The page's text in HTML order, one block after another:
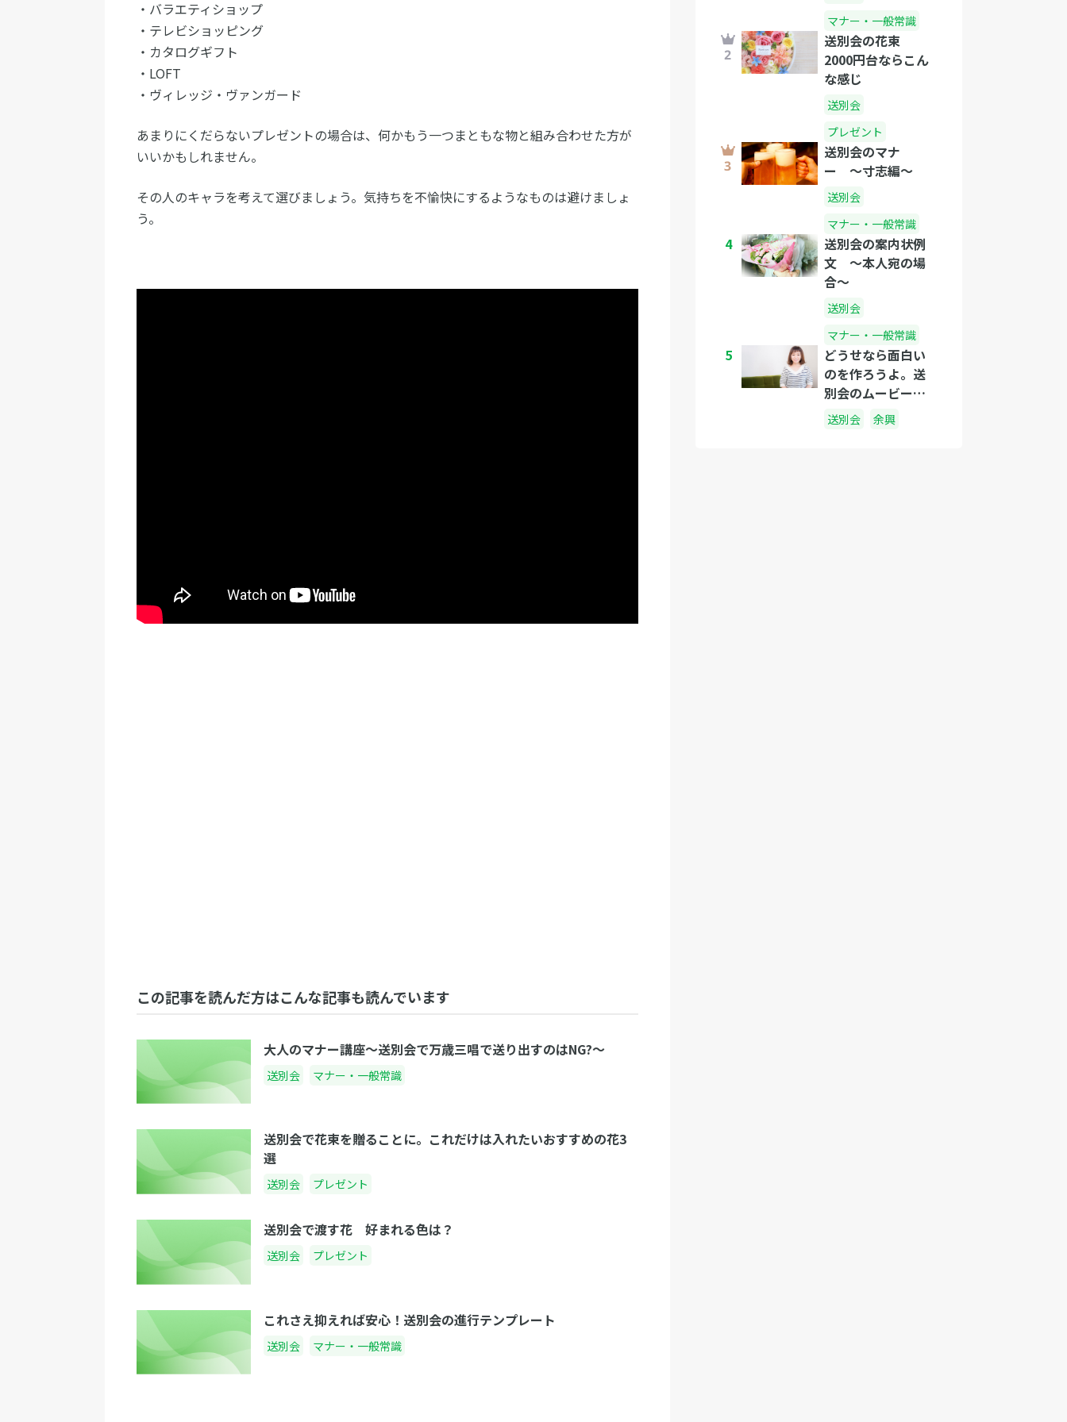
・バラエティショップ
・テレビショッピング
・カタログギフト
・LOFT
・ヴィレッジ・ヴァンガード
あまりにくだらないプレゼントの場合は、何かもう一つまともな物と組み合わせた方が
いいかもしれません。
その人のキャラを考えて選びましょう。気持ちを不愉快にするようなものは避けましょ
う。
この記事を読んだ方はこんな記事も読んでいます
大人のマナー講座～送別会で万歳三唱で送り出すのはNG?～
送別会 マナー・一般常識
送別会で花束を贈ることに。これだけは入れたいおすすめの花3
選
送別会 プレゼント
送別会で渡す花 好まれる色は？
送別会 プレゼント
これさえ抑えれば安心！送別会の進行テンプレート
送別会 マナー・一般常識
マナー・一般常識
送別会の花束
2000円台ならこん
な感じ
送別会
プレゼント
送別会のマナ
ー 〜寸志編〜
送別会
マナー・一般常識
4
送別会の案内状例
文 〜本人宛の場
合〜
送別会
マナー・一般常識
5
どうせなら面白い
のを作ろうよ。送
別会のムービーで
使えるネタ３選
送別会 余興